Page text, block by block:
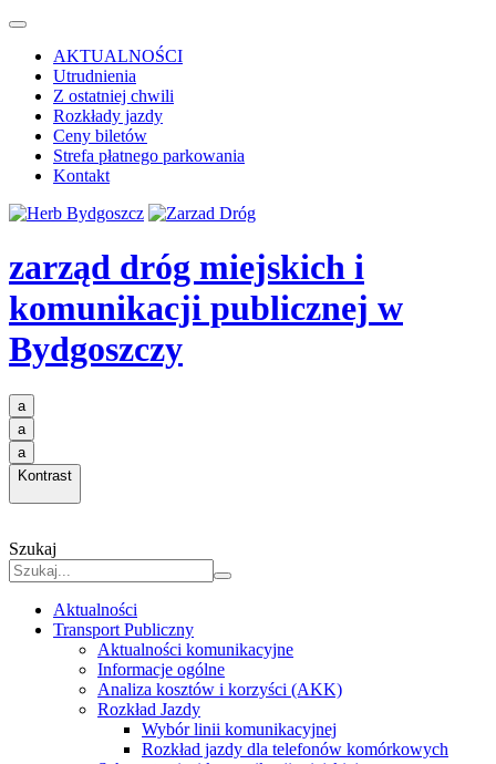
AKTUALNOŚCI
Utrudnienia
Z ostatniej chwili
Rozkłady jazdy
Ceny biletów
Strefa płatnego parkowania
Kontakt
zarząd dróg miejskich i
komunikacji publicznej w
Bydgoszczy
a
a
a
Kontrast
Szukaj
Aktualności
Transport Publiczny
Aktualności komunikacyjne
Informacje ogólne
Analiza kosztów i korzyści (AKK)
Rozkład Jazdy
Wybór linii komunikacyjnej
Rozkład jazdy dla telefonów komórkowych